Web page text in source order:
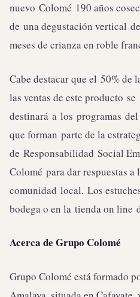
nuevo Colomé 190 años
de una degustación vertical
meses de crianza en roble
Cabe destacar que el 50% de
las ventas de este producto se
destinará a los programas
que forman parte de la
de Responsabilidad Social
Colomé para dar respuestas a
comunidad local. Los
bodega o en la tienda on line
Acerca de Grupo Colomé
Grupo Colomé está formado